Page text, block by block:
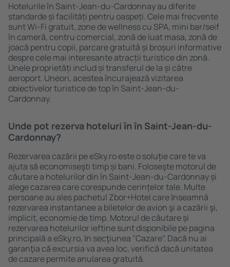
Hotelurile în Saint-Jean-du-Cardonnay au diferite
standarde și facilități pentru oaspeți. Cele mai frecvente
sunt Wi-Fi gratuit, zone de wellness cu SPA, mini bar/seif
în cameră, centru comercial, zonă de luat masa, zonă de
joacă pentru copii, parcare gratuită și broșuri informative
despre cele mai interesante atracții turistice din zonă.
Unele proprietăți includ și transferul de la și către
aeroport. Uneori, acestea încurajează vizitarea
obiectivelor turistice de top în Saint-Jean-du-
Cardonnay.
Unde pot rezerva hoteluri ȋn în Saint-Jean-du-
Cardonnay?
Rezervarea cazării pe eSky.ro este o soluție care te va
ajuta să economiseşti timp și bani. Foloseşte motorul de
căutare a hotelurilor din în Saint-Jean-du-Cardonnay și
alege cazarea care corespunde cerințelor tale. Multe
persoane au ales pachetul Zbor+Hotel care ȋnseamnă
rezervarea instantanee a biletelor de avion şi a cazării şi,
implicit, economie de timp. Motorul de căutare și
rezervarea hotelurilor ieftine sunt disponibile pe pagina
principală a eSky.ro, ȋn secţiunea "Cazare". Dacă nu ai
garanţia că excursia va avea loc, verifică dacă unitatea
de cazare permite anularea gratuită.